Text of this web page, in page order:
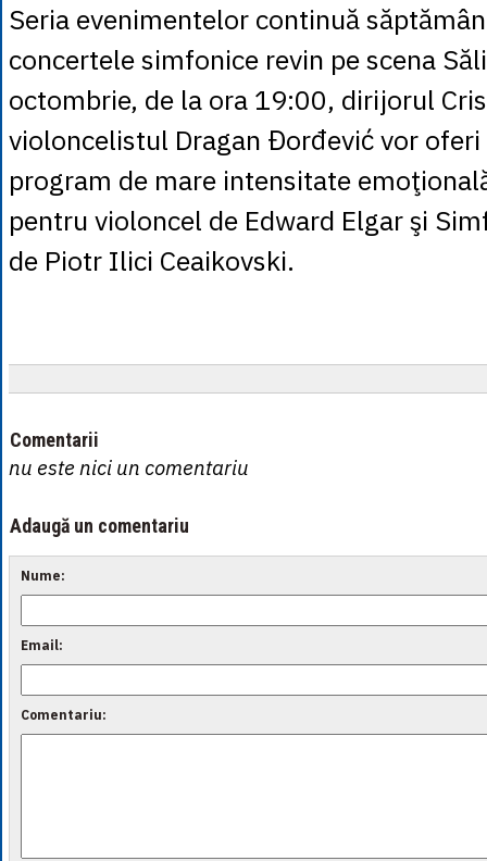
Seria evenimentelor continuă
concertele simfonice revin pe scena
octombrie, de la ora 19:00, dirijorul
violoncelistul Dragan Đorđević vor
program de mare intensitate
pentru violoncel de Edward Elgar şi
de Piotr Ilici Ceaikovski.
Comentarii
nu este nici un comentariu
Adaugă un comentariu
Nume:
Email:
Comentariu: